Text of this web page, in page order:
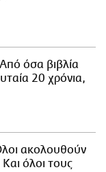
όσα βιβλία
20 χρόνια,
ακολουθούν
όλοι τους